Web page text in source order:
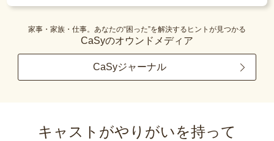
家事・家族・仕事。あなたの“困った”を解決するヒントが見つかる
CaSyのオウンドメディア
CaSyジャーナル
キャストがやりがいを持って